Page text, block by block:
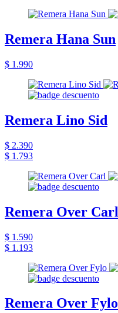
Remera Hana Sun
$ 1.990
Remera Lino Sid
$ 2.390
$ 1.793
Remera Over Carl
$ 1.590
$ 1.193
Remera Over Fylo